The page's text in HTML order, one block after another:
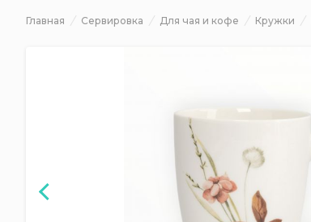
Главная Сервировка Для чая и кофе Кружки